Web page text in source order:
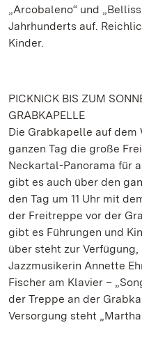
„Arcobaleno“ und
Jahrhunderts auf.
Kinder.
PICKNICK BIS ZUM
GRABKAPELLE
Die Grabkapelle auf
ganzen Tag die große
Neckartal-Panorama für
gibt es auch über den
den Tag um 11 Uhr mit
der Freitreppe vor der
gibt es Führungen und
über steht zur
Jazzmusikerin Annette
Fischer am Klavier –
der Treppe an der
Versorgung steht